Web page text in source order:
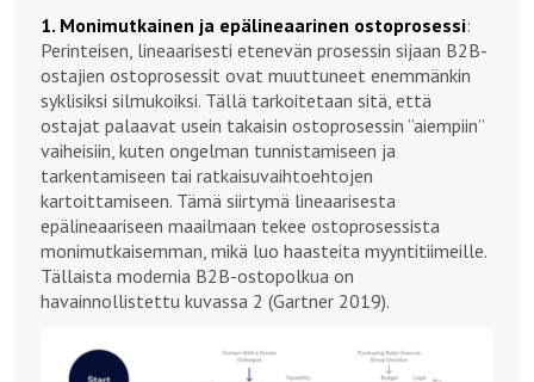
1. Monimutkainen ja epälineaarinen ostoprosessi:
Perinteisen, lineaarisesti etenevän prosessin sijaan B2B-
ostajien ostoprosessit ovat muuttuneet enemmänkin
syklisiksi silmukoiksi. Tällä tarkoitetaan sitä, että
ostajat palaavat usein takaisin ostoprosessin ”aiempiin”
vaiheisiin, kuten ongelman tunnistamiseen ja
tarkentamiseen tai ratkaisuvaihtoehtojen
kartoittamiseen. Tämä siirtymä lineaarisesta
epälineaariseen maailmaan tekee ostoprosessista
monimutkaisemman, mikä luo haasteita myyntitiimeille.
Tällaista modernia B2B-ostopolkua on
havainnollistettu kuvassa 2 (Gartner 2019).